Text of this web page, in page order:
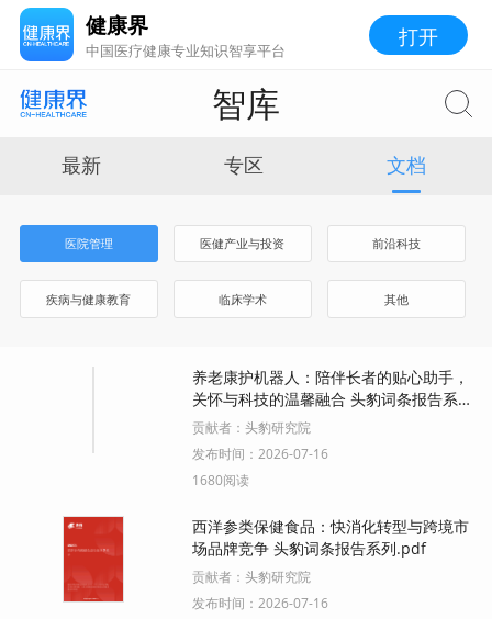
健康界
中国医疗健康专业知识智享平台
打开
智库
最新 专区 文档
医院管理 医健产业与投资 前沿科技
疾病与健康教育 临床学术 其他
养老康护机器人：陪伴长者的贴心助手，
关怀与科技的温馨融合 头豹词条报告系
列.pdf
贡献者： 头豹研究院
发布时间： 2026-07-16
1680阅读
西洋参类保健食品：快消化转型与跨境市
场品牌竞争 头豹词条报告系列.pdf
贡献者： 头豹研究院
发布时间： 2026-07-16